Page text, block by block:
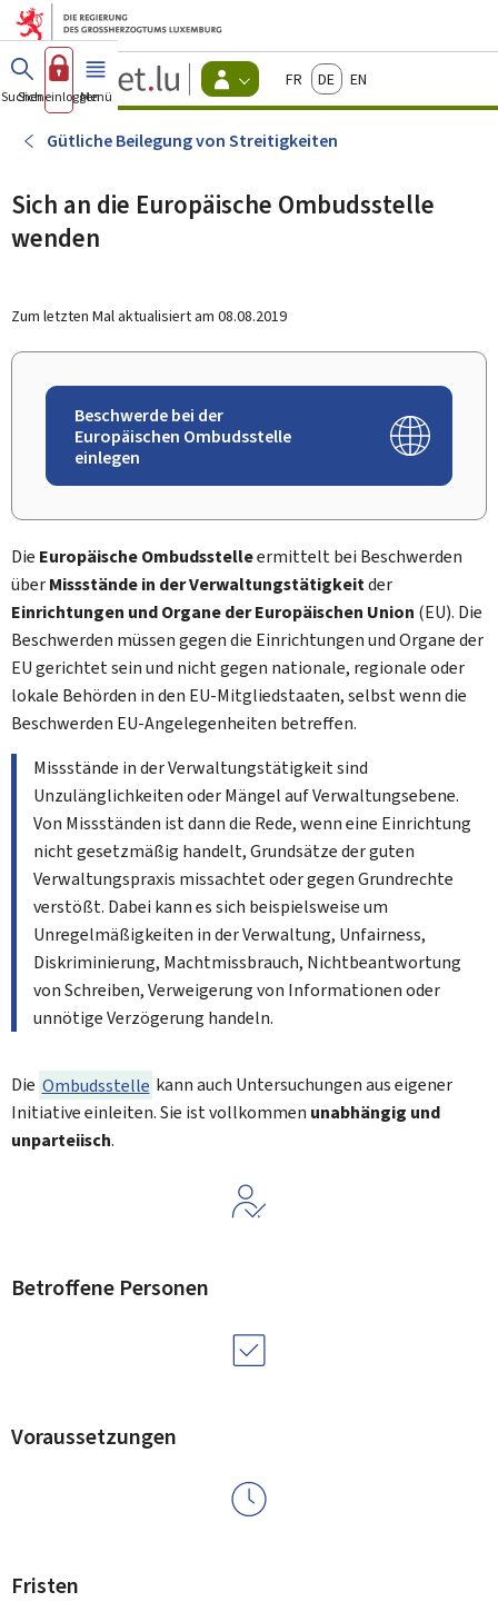
Zum Hauptmenü
Zum Inhalt
Guichet.lu
Changer
d'espace
-
Menu
actif
FrançaisDeutschEnglish
Suchen
Sich einloggen
Menü Haupt-
Gütliche Beilegung von Streitigkeiten
Sich an die Europäische Ombudsstelle
wenden
Zum letzten Mal aktualisiert am 08.08.2019
Beschwerde bei der
Europäischen Ombudsstelle
einlegen
Die Europäische Ombudsstelleermittelt bei Beschwerden
überMissstände in der Verwaltungstätigkeitder
Einrichtungen und Organe der Europäischen Union (EU). Die
Beschwerden müssen gegen die Einrichtungen und Organe der
EU gerichtet sein und nicht gegen nationale, regionale oder
lokale Behörden in den EU-Mitgliedstaaten, selbst wenn die
Beschwerden EU-Angelegenheiten betreffen.
Missstände in der Verwaltungstätigkeit sind
Unzulänglichkeiten oder Mängel auf Verwaltungsebene.
Von Missständen ist dann die Rede, wenn eine Einrichtung
nicht gesetzmäßig handelt, Grundsätze der guten
Verwaltungspraxis missachtet oder gegen Grundrechte
verstößt. Dabei kann es sich beispielsweise um
Unregelmäßigkeiten in der Verwaltung, Unfairness,
Diskriminierung, Machtmissbrauch, Nichtbeantwortung
von Schreiben, Verweigerung von Informationen oder
unnötige Verzögerung handeln.
Die Ombudsstelle kann auch Untersuchungen aus eigener
Initiative einleiten. Sie ist vollkommen unabhängig und
unparteiisch.
Betroffene Personen
Voraussetzungen
Fristen